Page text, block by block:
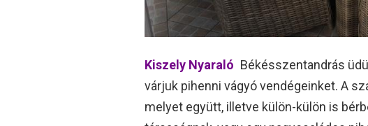
Kiszely Nyaraló Békésszentandrás
várjuk pihenni vágyó vendégeinket. A
melyet együtt, illetve külön-külön is